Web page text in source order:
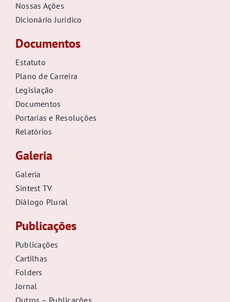
Nossas Ações
Dicionário Jurídico
Documentos
Estatuto
Plano de Carreira
Legislação
Documentos
Portarias e Resoluções
Relatórios
Galeria
Galeria
Sintest TV
Diálogo Plural
Publicações
Publicações
Cartilhas
Folders
Jornal